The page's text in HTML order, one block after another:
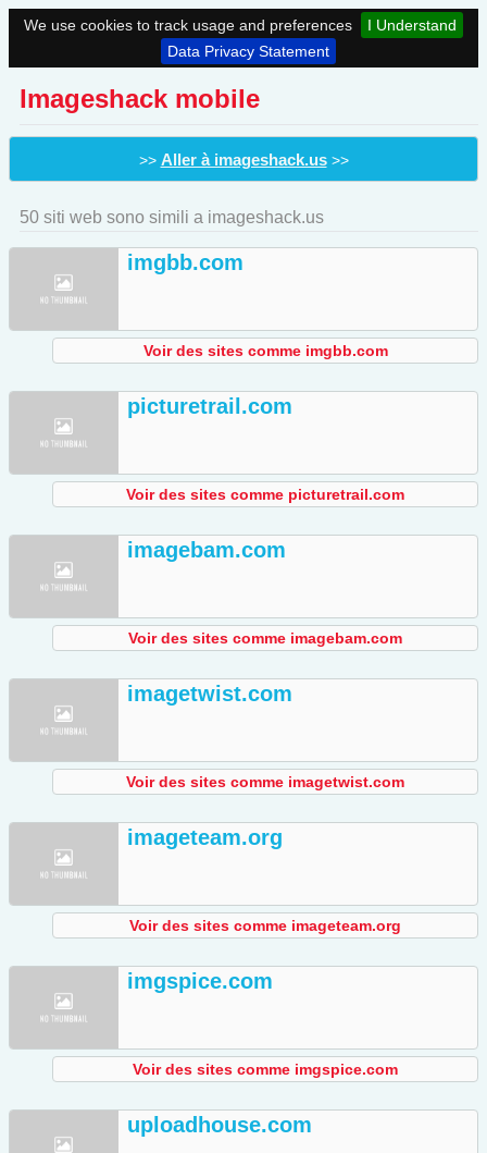
We use cookies to track usage and preferences
I Understand
Data Privacy Statement
Imageshack mobile
>> Aller à imageshack.us>>
50 siti web sono simili a imageshack.us
imgbb.com
Voir des sites comme imgbb.com
picturetrail.com
Voir des sites comme picturetrail.com
imagebam.com
Voir des sites comme imagebam.com
imagetwist.com
Voir des sites comme imagetwist.com
imageteam.org
Voir des sites comme imageteam.org
imgspice.com
Voir des sites comme imgspice.com
uploadhouse.com